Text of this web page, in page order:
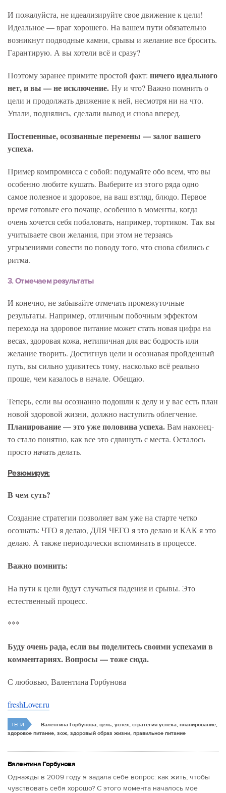
И пожалуйста, не идеализируйте свое движение к цели!
Идеальное — враг хорошего. На вашем пути обязательно
возникнут подводные камни, срывы и желание все бросить.
Гарантирую. А вы хотели всё и сразу?
Поэтому заранее примите простой факт: ничего идеального
нет, и вы — не исключение. Ну и что? Важно помнить о
цели и продолжать движение к ней, несмотря ни на что.
Упали, поднялись, сделали вывод и снова вперед.
Постепенные, осознанные перемены — залог вашего
успеха.
Пример компромисса с собой: подумайте обо всем, что вы
особенно любите кушать. Выберите из этого ряда одно
самое полезное и здоровое, на ваш взгляд, блюдо. Первое
время готовьте его почаще, особенно в моменты, когда
очень хочется себя побаловать, например, тортиком. Так вы
учитываете свои желания, при этом не терзаясь
угрызениями совести по поводу того, что снова сбились с
ритма.
3. Отмечаем результаты
И конечно, не забывайте отмечать промежуточные
результаты. Например, отличным побочным эффектом
перехода на здоровое питание может стать новая цифра на
весах, здоровая кожа, нетипичная для вас бодрость или
желание творить. Достигнув цели и осознавая пройденный
путь, вы сильно удивитесь тому, насколько всё реально
проще, чем казалось в начале. Обещаю.
Теперь, если вы осознанно подошли к делу и у вас есть план
новой здоровой жизни, должно наступить облегчение.
Планирование — это уже половина успеха.Вам наконец-
то стало понятно, как все это сдвинуть с места. Осталось
просто начать делать.
Резюмируя:
В чем суть?
Создание стратегии позволяет вам уже на старте четко
осознать: ЧТО я делаю, ДЛЯ ЧЕГО я это делаю и КАК я это
делаю. А также периодически вспоминать в процессе.
Важно помнить:
На пути к цели будут случаться падения и срывы. Это
естественный процесс.
***
Буду очень рада, если вы поделитесь своими успехами в
комментариях. Вопросы — тоже сюда.
С любовью, Валентина Горбунова
freshLover.ru
ТЕГИ
Валентина Горбунова, цель, успех, стратегия успеха, планирование,
здоровое питание, зож, здоровый образ жизни, правильное питание
Валентина Горбунова
Однажды в 2009 году я задала себе вопрос: как жить, чтобы
чувствовать себя хорошо? С этого момента началось мое